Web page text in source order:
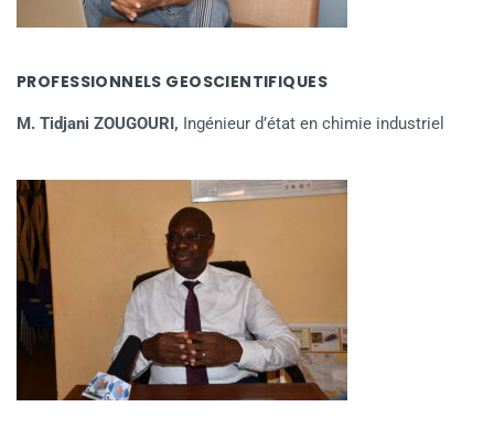
PROFESSIONNELS GEOSCIENTIFIQUES
M. Tidjani ZOUGOURI, Ingénieur d’état en chimie industriel